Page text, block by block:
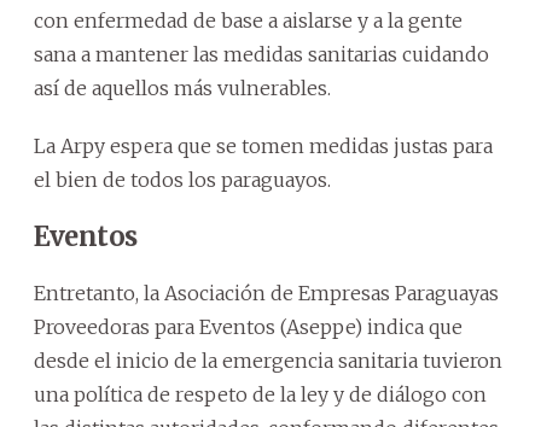
con enfermedad de base a aislarse y a la gente
sana a mantener las medidas sanitarias cuidando
así de aquellos más vulnerables.
La Arpy espera que se tomen medidas justas para
el bien de todos los paraguayos.
Eventos
Entretanto, la Asociación de Empresas Paraguayas
Proveedoras para Eventos (Aseppe) indica que
desde el inicio de la emergencia sanitaria tuvieron
una política de respeto de la ley y de diálogo con